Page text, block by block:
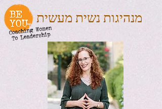
מנהיגות נשית מעשית